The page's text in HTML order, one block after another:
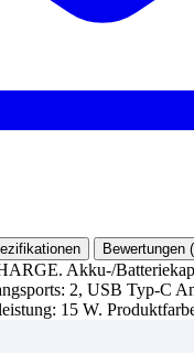
Bewertungen
Akku-/
2, USB Typ-C
15 W.